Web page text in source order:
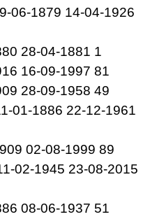
06-1879 14-04-1926
28-04-1881 1
16-09-1997 81
28-09-1958 49
01-1886 22-12-1961
02-08-1999 89
02-1945 23-08-2015
08-06-1937 51